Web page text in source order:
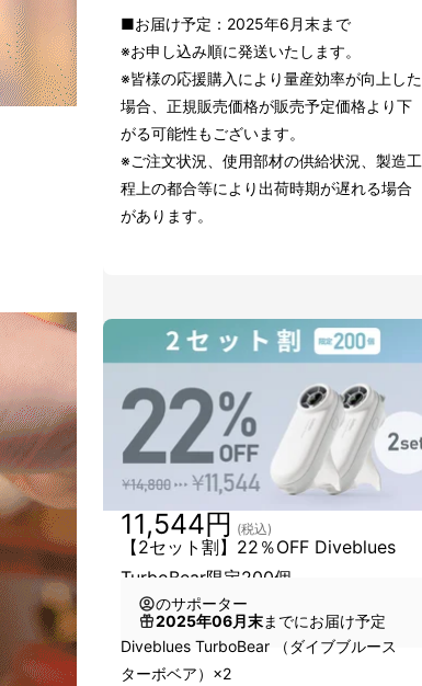
■お届け予定：2025年6月末まで
※お申し込み順に発送いたします。
※皆様の応援購入により量産効率が向上した
場合、正規販売価格が販売予定価格より下
がる可能性もございます。
※ご注文状況、使用部材の供給状況、製造工
程上の都合等により出荷時期が遅れる場合
があります。
【2セット割】22％OFF Diveblues
TurboBear限定200個
11,544円 (税込)
のサポーター
2025年06月末までにお届け予定
Diveblues TurboBear （ダイブブルース
ターボベア）×2